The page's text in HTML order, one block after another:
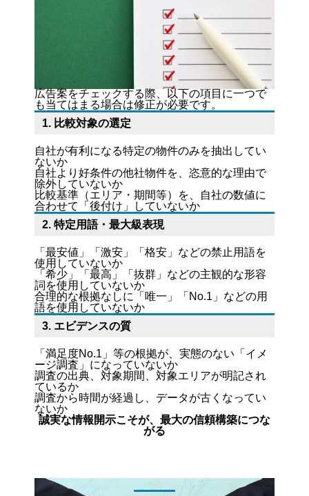
広告案をチェックする際、以下の項目に一つで
も当てはまる場合は修正が必要です。
1. 比較対象の選定
自社が有利になる特定の物件のみを抽出してい
ないか
自社より好条件の他社物件を、恣意的な理由で
除外していないか
比較基準（エリア・期間等）を、自社の数値に
合わせて「後付け」していないか
2. 特定用語・最大級表現
「最安値」「激安」「格安」などの禁止用語を
使用していないか
「希少」「最高」「抜群」などの主観的な形容
詞を使用していないか
合理的な根拠なしに「唯一」「No.1」などの用
語を使用していないか
3. エビデンスの質
「満足度No.1」等の根拠が、実態のない「イメ
ージ調査」になっていないか
調査の出典、対象期間、対象エリアが明記され
ているか
調査から時間が経過し、データが古くなってい
ないか
誠実な情報開示こそが、最大の信頼構築につな
がる